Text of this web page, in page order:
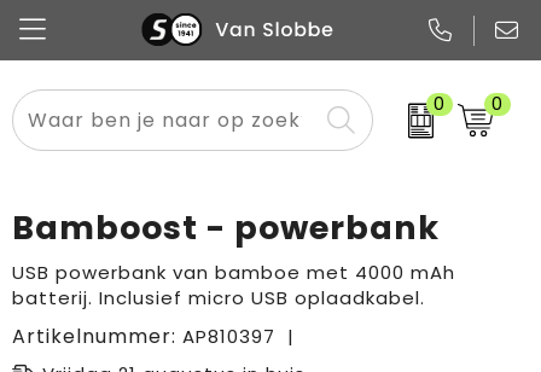
0 0
Alle categorieën
Promo
Pennen
Papier
Flessen
Glazen en karaffen
Merken
Meest gekozen
Overig textiel
Boodschappen- en draagtassen
Rugzakken
Bamboost - powerbank
USB powerbank van bamboe met 4000 mAh
batterij. Inclusief micro USB oplaadkabel.
Artikelnummer: AP810397